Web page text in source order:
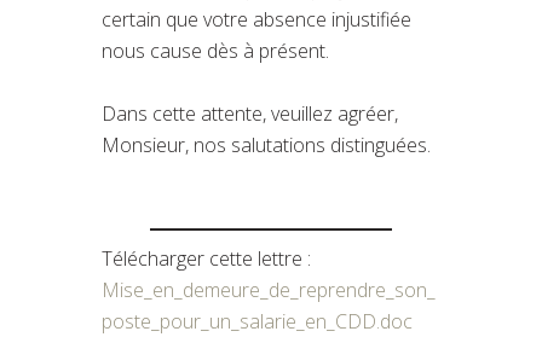
certain que votre absence injustifiée
nous cause dès à présent.
Dans cette attente, veuillez agréer,
Monsieur, nos salutations distinguées.
Télécharger cette lettre :
Mise_en_demeure_de_reprendre_son_
poste_pour_un_salarie_en_CDD.doc